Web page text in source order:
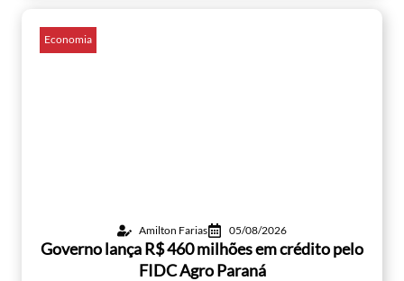
Economia
Amilton Farias 05/08/2026
Governo lança R$ 460 milhões em crédito pelo
FIDC Agro Paraná